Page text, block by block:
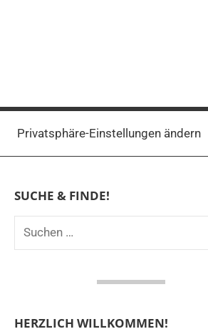
Privatsphäre-Einstellungen ändern
SUCHE & FINDE!
Suchen
HERZLICH WILLKOMMEN!